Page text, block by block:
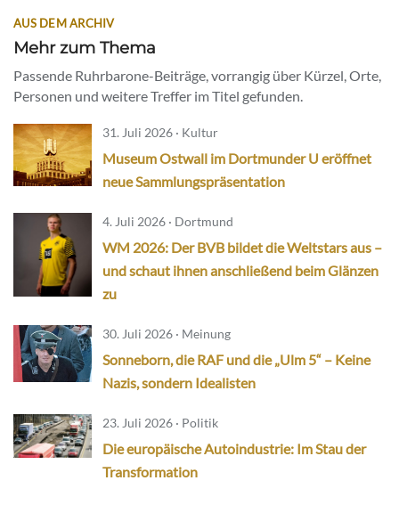
AUS DEM ARCHIV
Mehr zum Thema
Passende Ruhrbarone-Beiträge, vorrangig über Kürzel, Orte,
Personen und weitere Treffer im Titel gefunden.
31. Juli 2026 · Kultur
Museum Ostwall im Dortmunder U eröffnet
neue Sammlungspräsentation
4. Juli 2026 · Dortmund
WM 2026: Der BVB bildet die Weltstars aus –
und schaut ihnen anschließend beim Glänzen
zu
30. Juli 2026 · Meinung
Sonneborn, die RAF und die „Ulm 5“ – Keine
Nazis, sondern Idealisten
23. Juli 2026 · Politik
Die europäische Autoindustrie: Im Stau der
Transformation